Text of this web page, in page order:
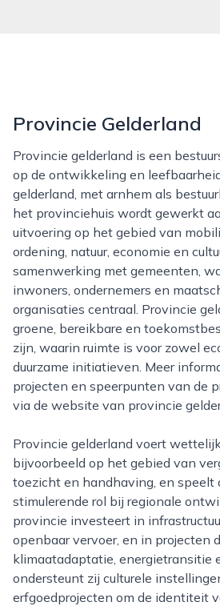
Provincie Gelderland
Provincie gelderland is een bestuursorgaan dat zich richt
op de ontwikkeling en
gelderland, met arnhem als
het provinciehuis wordt gewerkt
uitvoering op het gebied van
ordening, natuur, economie en
samenwerking met gemeenten,
inwoners, ondernemers en
organisaties centraal. Provincie
groene, bereikbare en
zijn, waarin ruimte is voor zowel
duurzame initiatieven. Meer
projecten en speerpunten van de
via de website van provincie
Provincie gelderland voert wettelijke taken uit,
bijvoorbeeld op het gebied van
toezicht en handhaving, en speelt
stimulerende rol bij regionale
provincie investeert in
openbaar vervoer, en in projecten
klimaatadaptatie, energietransitie
ondersteunt zij culturele
erfgoedprojecten om de identiteit